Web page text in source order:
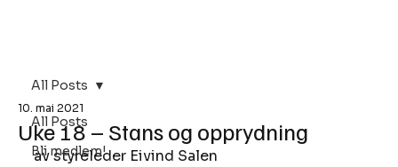
All Posts
Bli medlem!
All Posts
Uke 18 – Stans og opprydning
10. mai 2021
av styreleder Eivind Salen